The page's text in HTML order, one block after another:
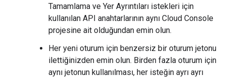
Tamamlama ve Yer Ayrıntıları istekleri için
kullanılan API anahtarlarının aynı Cloud Console
projesine ait olduğundan emin olun.
Her yeni oturum için benzersiz bir oturum jetonu
ilettiğinizden emin olun. Birden fazla oturum için
aynı jetonun kullanılması, her isteğin ayrı ayrı